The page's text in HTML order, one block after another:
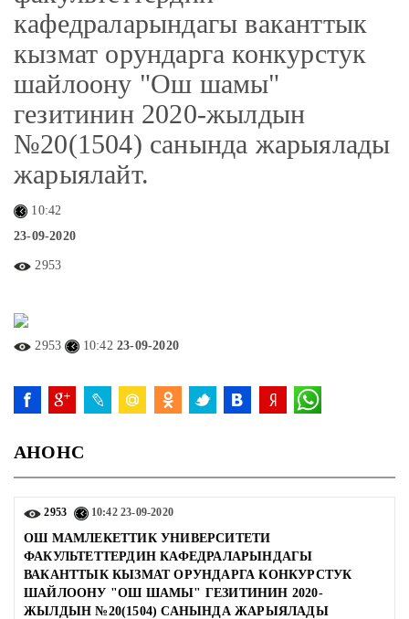
кафедраларындагы ваканттык
кызмат орундарга конкурстук
шайлоону "Ош шамы"
гезитинин 2020-жылдын
№20(1504) санында жарыялады
жарыялайт.
10:42
23-09-2020
2953
2953 10:4223-09-2020
АНОНС
2953 10:4223-09-2020
ОШ МАМЛЕКЕТТИК УНИВЕРСИТЕТИ
ФАКУЛЬТЕТТЕРДИН КАФЕДРАЛАРЫНДАГЫ
ВАКАНТТЫК КЫЗМАТ ОРУНДАРГА КОНКУРСТУК
ШАЙЛООНУ "ОШ ШАМЫ" ГЕЗИТИНИН 2020-
ЖЫЛДЫН №20(1504) САНЫНДА ЖАРЫЯЛАДЫ